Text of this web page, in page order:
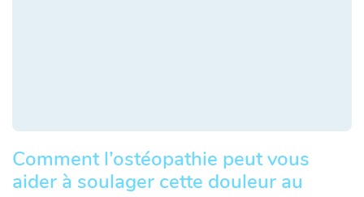
Comment l’ostéopathie peut vous
aider à soulager cette douleur au